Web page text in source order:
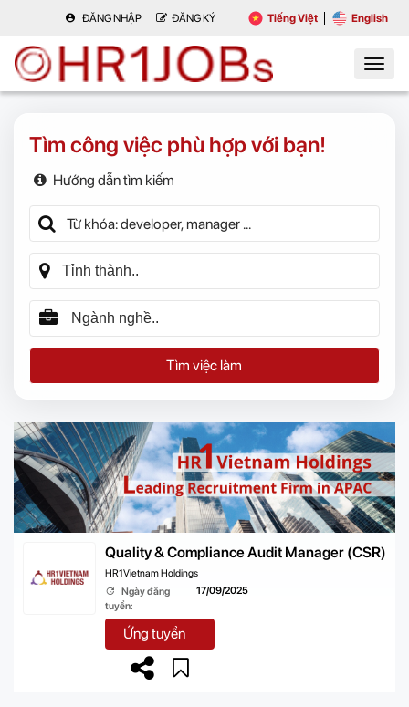
ĐĂNG NHẬP ĐĂNG KÝ Tiếng Việt English
Tìm công việc phù hợp với bạn!
Hướng dẫn tìm kiếm
Tìm việc làm
Quality & Compliance Audit Manager (CSR)
HR1Vietnam Holdings
Ngày đăng
tuyển:
17/09/2025
Ứng tuyển